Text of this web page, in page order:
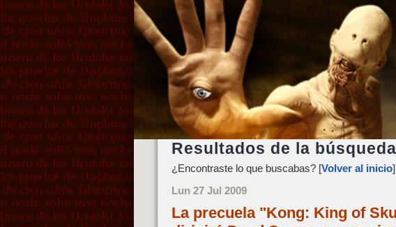
Resultados de la
¿Encontraste lo que buscabas? [Volver al inicio]
Lun 27 Jul 2009
La precuela "Kong: King of